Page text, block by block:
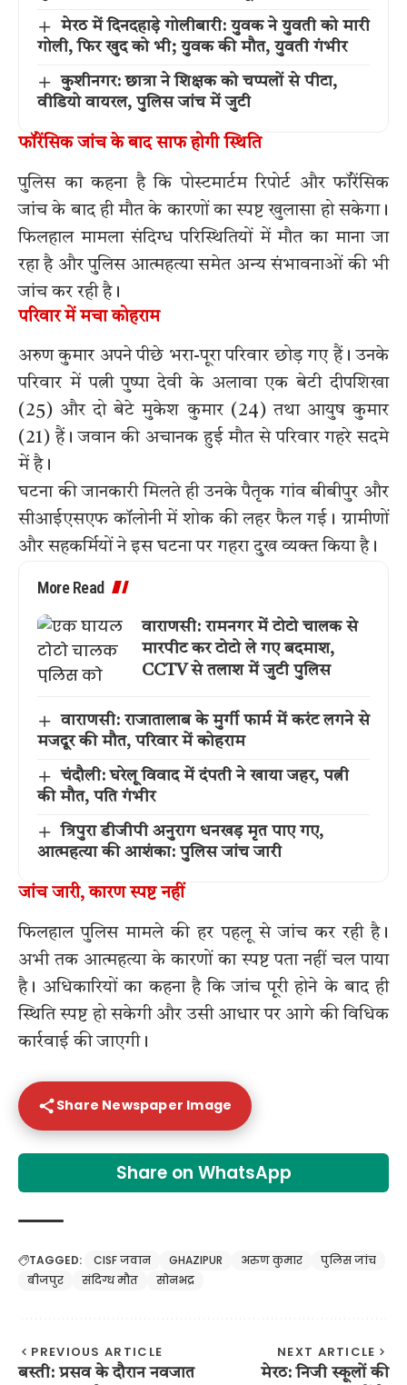
मेरठ में दिनदहाड़े गोलीबारी: युवक ने युवती को मारी
गोली, फिर खुद को भी; युवक की मौत, युवती गंभीर
कुशीनगर: छात्रा ने शिक्षक को चप्पलों से पीटा,
वीडियो वायरल, पुलिस जांच में जुटी
फॉरेंसिक जांच के बाद साफ होगी स्थिति
पुलिस का कहना है कि पोस्टमार्टम रिपोर्ट और फॉरेंसिक
जांच के बाद ही मौत के कारणों का स्पष्ट खुलासा हो सकेगा।
फिलहाल मामला संदिग्ध परिस्थितियों में मौत का माना जा
रहा है और पुलिस आत्महत्या समेत अन्य संभावनाओं की भी
जांच कर रही है।
परिवार में मचा कोहराम
अरुण कुमार अपने पीछे भरा-पूरा परिवार छोड़ गए हैं। उनके
परिवार में पत्नी पुष्पा देवी के अलावा एक बेटी दीपशिखा
(25) और दो बेटे मुकेश कुमार (24) तथा आयुष कुमार
(21) हैं। जवान की अचानक हुई मौत से परिवार गहरे सदमे
में है।
घटना की जानकारी मिलते ही उनके पैतृक गांव बीबीपुर और
सीआईएसएफ कॉलोनी में शोक की लहर फैल गई। ग्रामीणों
और सहकर्मियों ने इस घटना पर गहरा दुख व्यक्त किया है।
More Read
वाराणसी: रामनगर में टोटो चालक से
मारपीट कर टोटो ले गए बदमाश,
CCTV से तलाश में जुटी पुलिस
वाराणसी: राजातालाब के मुर्गी फार्म में करंट लगने से
मजदूर की मौत, परिवार में कोहराम
चंदौली: घरेलू विवाद में दंपती ने खाया जहर, पत्नी
की मौत, पति गंभीर
त्रिपुरा डीजीपी अनुराग धनखड़ मृत पाए गए,
आत्महत्या की आशंका: पुलिस जांच जारी
जांच जारी, कारण स्पष्ट नहीं
फिलहाल पुलिस मामले की हर पहलू से जांच कर रही है।
अभी तक आत्महत्या के कारणों का स्पष्ट पता नहीं चल पाया
है। अधिकारियों का कहना है कि जांच पूरी होने के बाद ही
स्थिति स्पष्ट हो सकेगी और उसी आधार पर आगे की विधिक
कार्रवाई की जाएगी।
Share Newspaper Image
Share on WhatsApp
TAGGED: CISF जवान GHAZIPUR अरुण कुमार
पुलिस जांच
बीजपुर
संदिग्ध मौत सोनभद्र
PREVIOUS ARTICLE
बस्ती: प्रसव के दौरान नवजात
NEXT ARTICLE
मेरठ: निजी स्कूलों की